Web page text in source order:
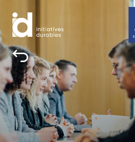
INITIATIVES DURABLES
TOUS UNE BONNE RAISON
ACTUALITÉS
AGENDA